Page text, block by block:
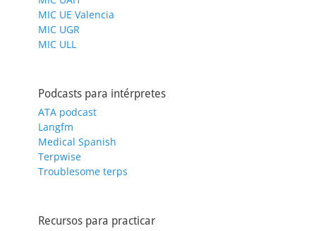
MIC UE Valencia
MIC UGR
MIC ULL
Podcasts para intérpretes
ATA podcast
Langfm
Medical Spanish
Terpwise
Troublesome terps
Recursos para practicar